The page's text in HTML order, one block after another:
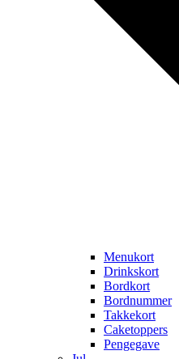
Menukort
Drinkskort
Bordkort
Bordnummer
Takkekort
Caketoppers
Pengegave